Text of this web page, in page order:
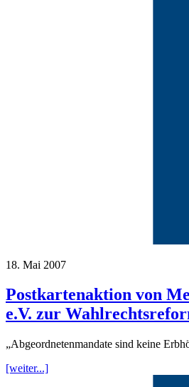
18. Mai 2007
Postkartenaktion von
e.V. zur
„Abgeordnetenmandate sind keine
[weiter...]